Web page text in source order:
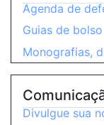
Agenda de
Guias de bolso
Monografias,
Divulgue sua